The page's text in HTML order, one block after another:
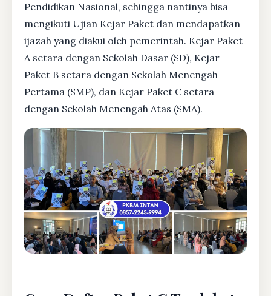
Pendidikan Nasional, sehingga nantinya bisa
mengikuti Ujian Kejar Paket dan mendapatkan
ijazah yang diakui oleh pemerintah. Kejar Paket
A setara dengan Sekolah Dasar (SD), Kejar
Paket B setara dengan Sekolah Menengah
Pertama (SMP), dan Kejar Paket C setara
dengan Sekolah Menengah Atas (SMA).